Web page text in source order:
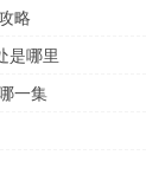
略
是哪里
一集